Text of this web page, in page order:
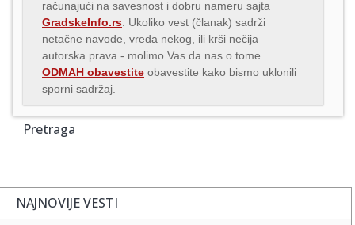
računajući na savesnost i dobru nameru sajta
GradskeInfo.rs . Ukoliko vest (članak) sadrži
netačne navode, vređa nekog, ili krši nečija
autorska prava - molimo Vas da nas o tome
ODMAH obavestite obavestite kako bismo uklonili
sporni sadržaj.
Pretraga
NAJNOVIJE VESTI